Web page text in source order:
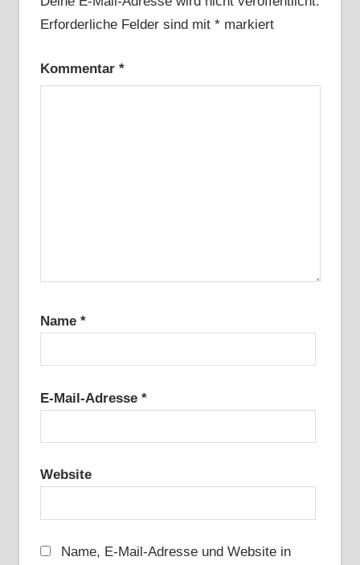
Erforderliche Felder sind mit *markiert
Kommentar *
Name *
E-Mail-Adresse *
Website
Name, E-Mail-Adresse und Website in